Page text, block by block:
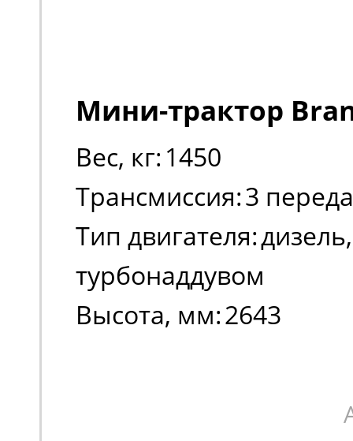
Мини-трактор
Вес, кг: 1450
Трансмиссия:3
Тип двигателя:
турбонаддувом
Высота, мм:2643